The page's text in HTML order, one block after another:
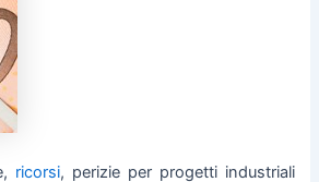
ricorsi, perizie per progetti industriali